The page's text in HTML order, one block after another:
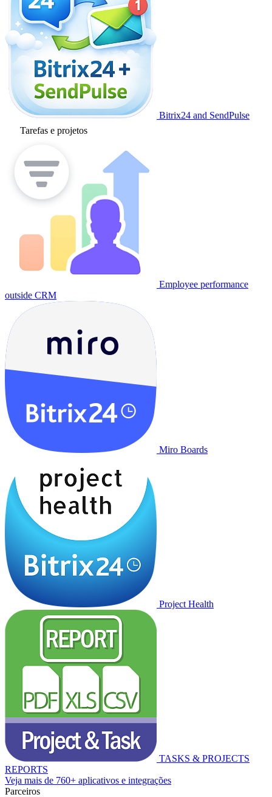
Bitrix24 and SendPulse
Tarefas e projetos
Employee performance
outside CRM
Miro Boards
Project Health
TASKS & PROJECTS
REPORTS
Veja mais de 760+ aplicativos e integrações
Parceiros